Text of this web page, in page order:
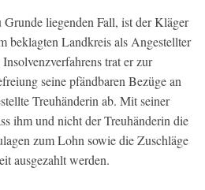
liegenden Fall, ist der Kläger
beklagten Landkreis als Angestellter
trat er zur
seine pfändbaren Bezüge an
Treuhänderin ab. Mit seiner
ihm und nicht der Treuhänderin die
zum Lohn sowie die Zuschläge
ausgezahlt werden.